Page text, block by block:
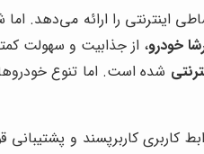
اینترنتی را ارائه می‌دهد.
خودرو، از جذابیت و سهولت
شده است. اما تنوع
کاربری کاربرپسند و پشتیبانی